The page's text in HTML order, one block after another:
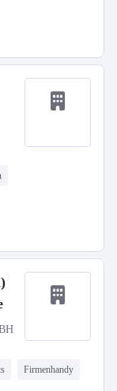
Firmenhandy